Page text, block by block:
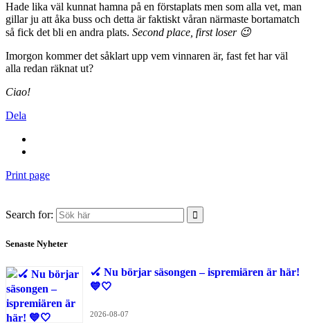
Hade lika väl kunnat hamna på en förstaplats men som alla vet, man
gillar ju att åka buss och detta är faktiskt våran närmaste bortamatch
så fick det bli en andra plats. Second place, first loser 😉
Imorgon kommer det såklart upp vem vinnaren är, fast fet har väl
alla redan räknat ut?
Ciao!
Dela
Print page
Search for:
Senaste Nyheter
🏑 Nu börjar säsongen – ispremiären är här!
💙🤍
2026-08-07